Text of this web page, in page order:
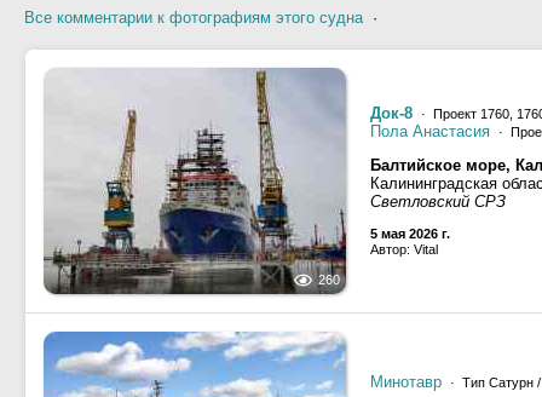
Все комментарии к фотографиям этого судна·
260
Док-8 · Проект 1760,
Пола Анастасия ·
Балтийское море,
Калининградская
Светловский СРЗ
5 мая 2026 г.
Автор: Vital
Минотавр · Тип Сатурн